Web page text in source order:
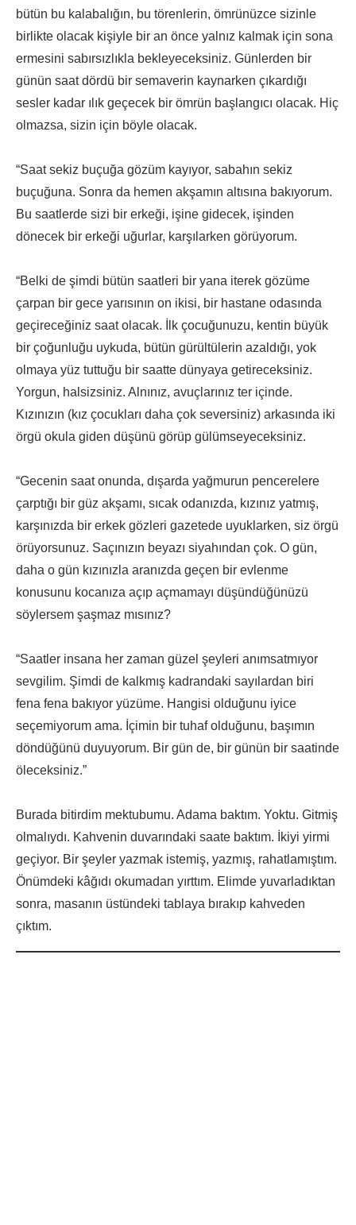
bütün bu kalabalığın, bu törenlerin, ömrünüzce sizinle
birlikte olacak kişiyle bir an önce yalnız kalmak için sona
ermesini sabırsızlıkla bekleyeceksiniz. Günlerden bir
günün saat dördü bir semaverin kaynarken çıkardığı
sesler kadar ılık geçecek bir ömrün başlangıcı olacak. Hiç
olmazsa, sizin için böyle olacak.
“Saat sekiz buçuğa gözüm kayıyor, sabahın sekiz
buçuğuna. Sonra da hemen akşamın altısına bakıyorum.
Bu saatlerde sizi bir erkeği, işine gidecek, işinden
dönecek bir erkeği uğurlar, karşılarken görüyorum.
“Belki de şimdi bütün saatleri bir yana iterek gözüme
çarpan bir gece yarısının on ikisi, bir hastane odasında
geçireceğiniz saat olacak. İlk çocuğunuzu, kentin büyük
bir çoğunluğu uykuda, bütün gürültülerin azaldığı, yok
olmaya yüz tuttuğu bir saatte dünyaya getireceksiniz.
Yorgun, halsizsiniz. Alnınız, avuçlarınız ter içinde.
Kızınızın (kız çocukları daha çok seversiniz) arkasında iki
örgü okula giden düşünü görüp gülümseyeceksiniz.
“Gecenin saat onunda, dışarda yağmurun pencerelere
çarptığı bir güz akşamı, sıcak odanızda, kızınız yatmış,
karşınızda bir erkek gözleri gazetede uyuklarken, siz örgü
örüyorsunuz. Saçınızın beyazı siyahından çok. O gün,
daha o gün kızınızla aranızda geçen bir evlenme
konusunu kocanıza açıp açmamayı düşündüğünüzü
söylersem şaşmaz mısınız?
“Saatler insana her zaman güzel şeyleri anımsatmıyor
sevgilim. Şimdi de kalkmış kadrandaki sayılardan biri
fena fena bakıyor yüzüme. Hangisi olduğunu iyice
seçemiyorum ama. İçimin bir tuhaf olduğunu, başımın
döndüğünü duyuyorum. Bir gün de, bir günün bir saatinde
öleceksiniz.”
Burada bitirdim mektubumu. Adama baktım. Yoktu. Gitmiş
olmalıydı. Kahvenin duvarındaki saate baktım. İkiyi yirmi
geçiyor. Bir şeyler yazmak istemiş, yazmış, rahatlamıştım.
Önümdeki kâğıdı okumadan yırttım. Elimde yuvarladıktan
sonra, masanın üstündeki tablaya bırakıp kahveden
çıktım.